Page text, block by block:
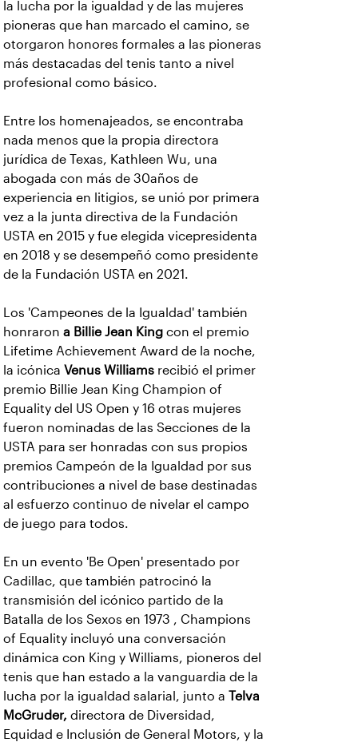
la lucha por la igualdad y de las mujeres
pioneras que han marcado el camino, se
otorgaron honores formales a las pioneras
más destacadas del tenis tanto a nivel
profesional como básico.
Entre los homenajeados, se encontraba
nada menos que la propia directora
jurídica de Texas, Kathleen Wu, una
abogada con más de 30años de
experiencia en litigios, se unió por primera
vez a la junta directiva de la Fundación
USTA en 2015 y fue elegida vicepresidenta
en 2018 y se desempeñó como presidente
de la Fundación USTA en 2021.
Los 'Campeones de la Igualdad' también
honraron a Billie Jean King con el premio
Lifetime Achievement Award de la noche,
la icónica Venus Williams recibió el primer
premio Billie Jean King Champion of
Equality del US Open y 16 otras mujeres
fueron nominadas de las Secciones de la
USTA para ser honradas con sus propios
premios Campeón de la Igualdad por sus
contribuciones a nivel de base destinadas
al esfuerzo continuo de nivelar el campo
de juego para todos.
En un evento 'Be Open' presentado por
Cadillac, que también patrocinó la
transmisión del icónico partido de la
Batalla de los Sexos en 1973 , Champions
of Equality incluyó una conversación
dinámica con King y Williams, pioneros del
tenis que han estado a la vanguardia de la
lucha por la igualdad salarial, junto a Telva
McGruder, directora de Diversidad,
Equidad e Inclusión de General Motors, y la